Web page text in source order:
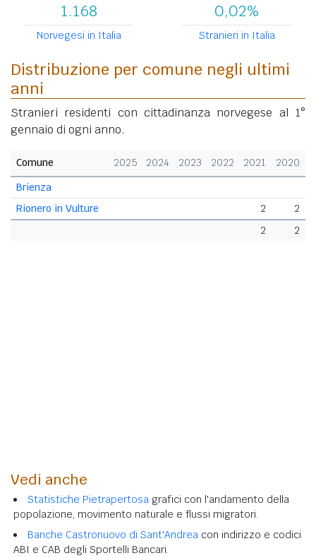
1.168
Norvegesi in Italia
0,02%
Stranieri in Italia
Distribuzione per comune negli ultimi
anni
Stranieri residenti con cittadinanza norvegese al 1°
gennaio di ogni anno.
Comune 2025 2024 2023 2022 2021
2020
Brienza
Rionero in Vulture
2
2
2
2
Vedi anche
Statistiche Pietrapertosa grafici con l'andamento della
popolazione, movimento naturale e flussi migratori.
Banche Castronuovo di Sant'Andrea con indirizzo e codici
ABI e CAB degli Sportelli Bancari.